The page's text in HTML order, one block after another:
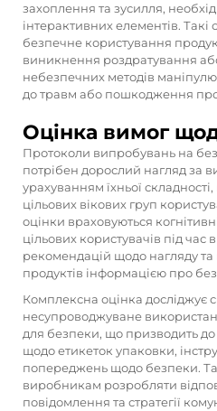
захоплення та зусилля,
інтерактивних елементів.
безпечне користування
виникнення роздратування
небезпечних методів
до травм або пошкодження
Оцінка вимог
Протоколи випробувань на
потрібен дорослий нагляд за
урахуванням їхньої
цільових вікових груп
оцінки враховуються
цільових користувачів під час
рекомендацій щодо нагляду
продуктів інформацією про
Комплексна оцінка досліджує
несупроводжуване
для безпеки, що призводить
щодо етикеток упаковки,
попереджень щодо безпеки.
виробникам розробляти
повідомлення та стратегії